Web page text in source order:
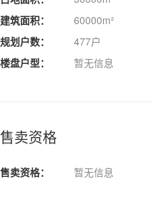
建筑面积：
60000m²
规划户数：
477户
楼盘户型：
暂无信息
售卖资格
售卖资格： 暂无信息